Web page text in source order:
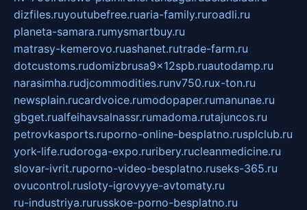
dizfiles.ruyoutubefree.ruaria-family.ruroadli.ru
planeta-samara.rumysmartbuy.ru
matrasy-kemerovo.ruashanet.rutrade-farm.ru
dotcustoms.rudomizbrusa9x12spb.ruautodamp.ru
narasimha.rudjcommodities.runv750.rux-ton.ru
newsplain.rucardvoice.rumodopaper.rumanunae.ru
gbget.rualfeihavsalnassr.rumadoma.rutajuncos.ru
petrovkasports.ruporno-online-besplatno.rusplclub.ru
york-life.rudoroga-expo.ruribery.rucleanmedicine.ru
slovar-ivrit.ruporno-video-besplatno.ruseks-365.ru
ovucontrol.rusloty-igrovyye-avtomaty.ru
ru-industriya.rurusskoe-porno-besplatno.ru